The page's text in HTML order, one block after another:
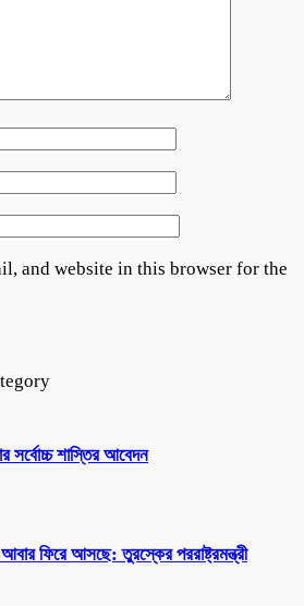
and website in this browser for the
সর্বোচ্চ শাস্তির আবেদন
আবার ফিরে আসছে: তুরস্কের পররাষ্ট্রমন্ত্রী